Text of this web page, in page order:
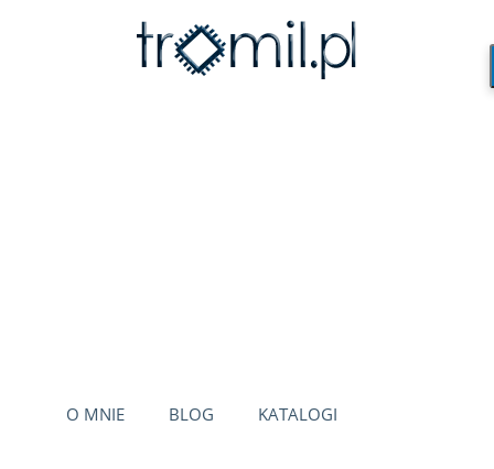
O MNIE BLOG KATALOGI